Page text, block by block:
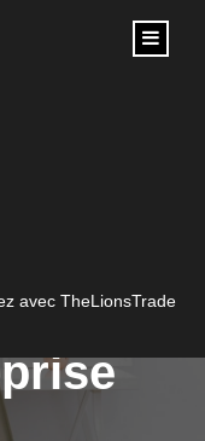
avec TheLionsTrade
levier
pour